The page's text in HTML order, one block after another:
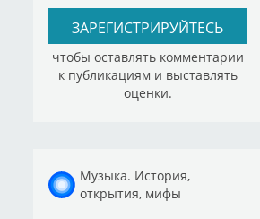
ЗАРЕГИСТРИРУЙТЕСЬ
чтобы оставлять комментарии
к публикациям и выставлять
оценки.
Музыка. История,
открытия, мифы